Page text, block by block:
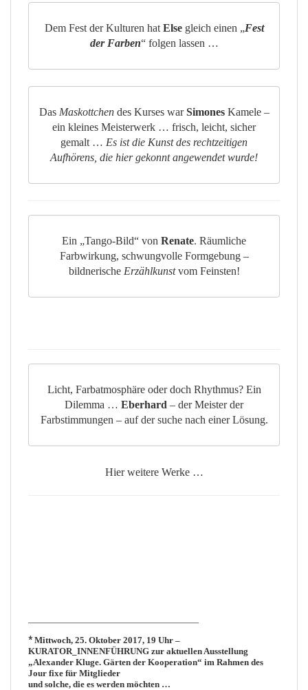
Dem Fest der Kulturen hat Elsegleich einen „Fest
der Farben“ folgen lassen …
Das Maskottchendes Kurses warSimonesKamele –
ein kleines Meisterwerk … frisch, leicht, sicher
gemalt … Es ist die Kunst des rechtzeitigen
Aufhörens, die hier gekonnt angewendet wurde!
Ein „Tango-Bild“ von Renate. Räumliche
Farbwirkung, schwungvolle Formgebung –
bildnerische Erzählkunstvom Feinsten!
Licht, Farbatmosphäre oder doch Rhythmus? Ein
Dilemma … Eberhard – der Meister der
Farbstimmungen – auf der suche nach einer Lösung.
Hier weitere Werke …
*Mittwoch, 25. Oktober 2017, 19 Uhr –
KURATOR_INNENFÜHRUNG zur aktuellen Ausstellung
„Alexander Kluge. Gärten der Kooperation“ im Rahmen des
Jour fixe für Mitglieder
und solche, die es werden möchten …